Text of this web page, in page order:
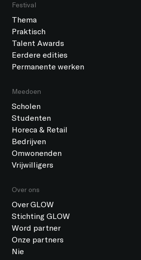
Festival
Thema
Praktisch
Talent Awards
Eerdere edities
Permanente werken
Meedoen
Scholen
Studenten
Horeca & Retail
Bedrijven
Omwonenden
Vrijwilligers
Over ons
Over GLOW
Stichting GLOW
Word partner
Onze partners
Nieuws